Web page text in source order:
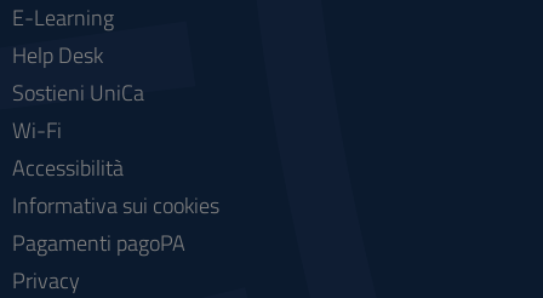
E-Learning
Help Desk
Sostieni UniCa
Wi-Fi
Accessibilità
Informativa sui cookies
Pagamenti pagoPA
Privacy